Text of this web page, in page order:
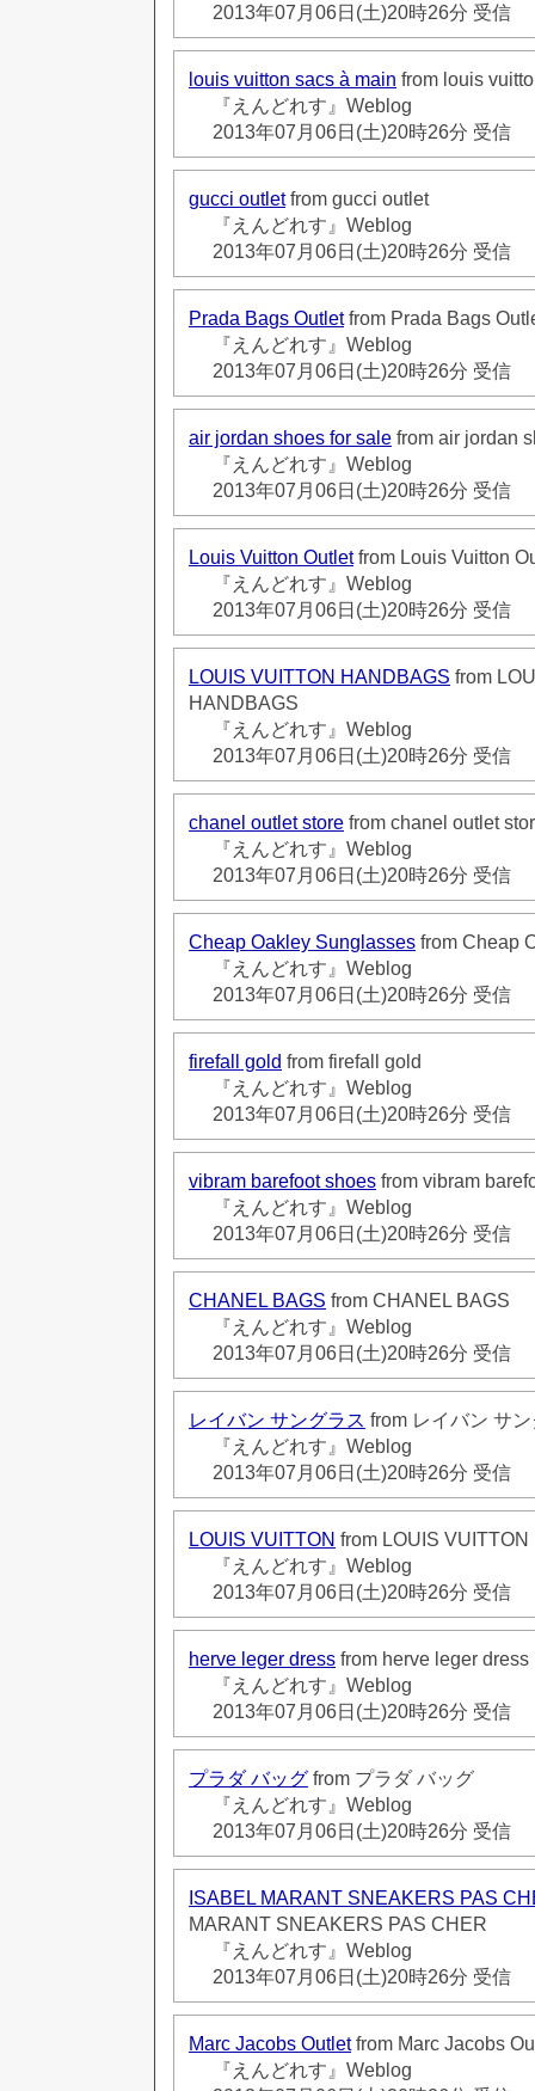
2013年07月06日(土)20時26分 受信
louis vuitton sacs à main from louis
『えんどれす』Weblog
2013年07月06日(土)20時26分 受信
gucci outletfrom gucci outlet
『えんどれす』Weblog
2013年07月06日(土)20時26分 受信
Prada Bags Outletfrom Prada Bags
『えんどれす』Weblog
2013年07月06日(土)20時26分 受信
air jordan shoes for sale from air jordan
『えんどれす』Weblog
2013年07月06日(土)20時26分 受信
Louis Vuitton Outletfrom Louis Vuitton
『えんどれす』Weblog
2013年07月06日(土)20時26分 受信
LOUIS VUITTON HANDBAGS from
HANDBAGS
『えんどれす』Weblog
2013年07月06日(土)20時26分 受信
chanel outlet store from chanel outlet
『えんどれす』Weblog
2013年07月06日(土)20時26分 受信
Cheap Oakley Sunglasses from Cheap
『えんどれす』Weblog
2013年07月06日(土)20時26分 受信
firefall gold from firefall gold
『えんどれす』Weblog
2013年07月06日(土)20時26分 受信
vibram barefoot shoes from vibram
『えんどれす』Weblog
2013年07月06日(土)20時26分 受信
CHANEL BAGS from CHANEL BAGS
『えんどれす』Weblog
2013年07月06日(土)20時26分 受信
レイバン サングラス from レイバン サ
『えんどれす』Weblog
2013年07月06日(土)20時26分 受信
LOUIS VUITTON from LOUIS VUITTON
『えんどれす』Weblog
2013年07月06日(土)20時26分 受信
herve leger dress from herve leger dress
『えんどれす』Weblog
2013年07月06日(土)20時26分 受信
プラダ バッグ from プラダ バッグ
『えんどれす』Weblog
2013年07月06日(土)20時26分 受信
ISABEL MARANT SNEAKERS PAS
MARANT SNEAKERS PAS CHER
『えんどれす』Weblog
2013年07月06日(土)20時26分 受信
Marc Jacobs Outletfrom Marc Jacobs
『えんどれす』Weblog